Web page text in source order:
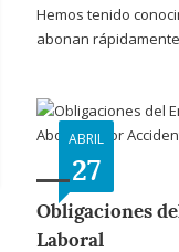
Hemos tenido
abonan
ABRIL
27
Obligaciones
Laboral